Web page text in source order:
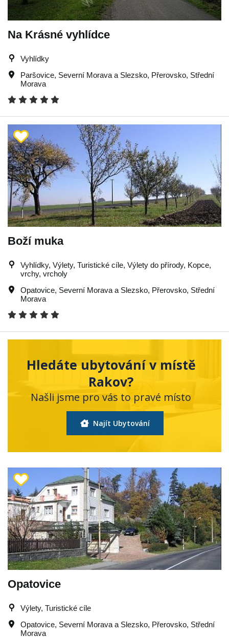
Na Krásné vyhlídce
Vyhlídky
Paršovice, Severní Morava a Slezsko, Přerovsko, Střední
Morava
Boží muka
Vyhlídky, Výlety, Turistické cíle, Výlety do přírody, Kopce,
vrchy, vrcholy
Opatovice, Severní Morava a Slezsko, Přerovsko, Střední
Morava
Hledáte ubytování v místě
Rakov?
Našli jsme pro vás to pravé místo
Najít Ubytování
Opatovice
Výlety, Turistické cíle
Opatovice, Severní Morava a Slezsko, Přerovsko, Střední
Morava